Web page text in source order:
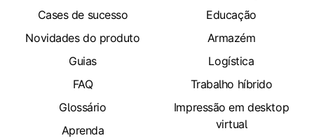
Cases de sucesso
Novidades do produto
Guias
FAQ
Glossário
Aprenda
Educação
Armazém
Logística
Trabalho híbrido
Impressão em desktop
virtual